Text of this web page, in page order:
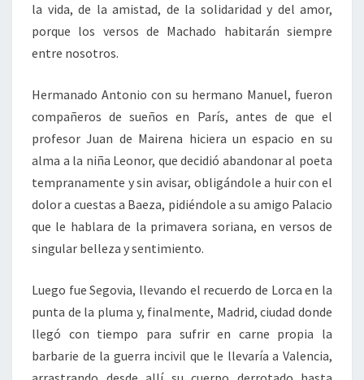
la vida, de la amistad, de la solidaridad y del amor,
porque los versos de Machado habitarán siempre
entre nosotros.
Hermanado Antonio con su hermano Manuel, fueron
compañeros de sueños en París, antes de que el
profesor Juan de Mairena hiciera un espacio en su
alma a la niña Leonor, que decidió abandonar al poeta
tempranamente y sin avisar, obligándole a huir con el
dolor a cuestas a Baeza, pidiéndole a su amigo Palacio
que le hablara de la primavera soriana, en versos de
singular belleza y sentimiento.
Luego fue Segovia, llevando el recuerdo de Lorca en la
punta de la pluma y, finalmente, Madrid, ciudad donde
llegó con tiempo para sufrir en carne propia la
barbarie de la guerra incivil que le llevaría a Valencia,